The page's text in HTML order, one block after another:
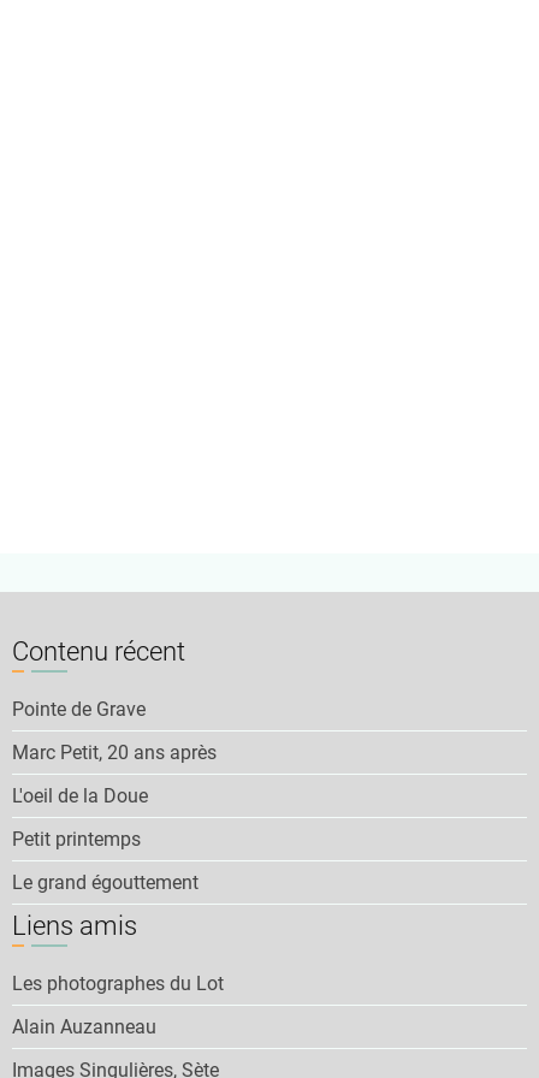
Contenu récent
Pointe de Grave
Marc Petit, 20 ans après
L'oeil de la Doue
Petit printemps
Le grand égouttement
Liens amis
Les photographes du Lot
Alain Auzanneau
Images Singulières, Sète